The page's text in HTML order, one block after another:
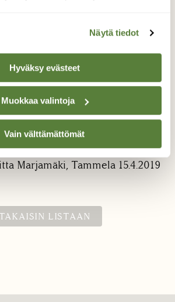
Näytä tiedot
Hyväksy evästeet
Muokkaa valintoja
Vain välttämättömät
Valkovuokko
kansanpuistosta löytyi
valkovuokko
Marjamäki, Tammela 15.4.2019
TAKAISIN LISTAAN